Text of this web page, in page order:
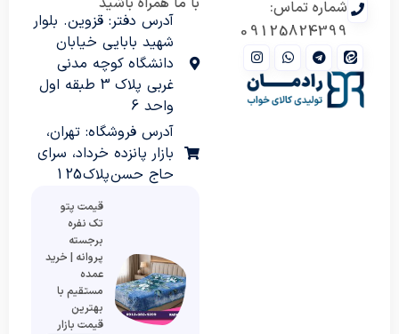
شماره تماس:
09125824399
آدرس دفتر: قزوین. بلوار
شهید بابایی خیابان
دانشگاه کوچه مدنی
غربی پلاک 3 طبقه اول
واحد 6
آدرس فروشگاه: تهران،
بازار پانزده خرداد، سرای
حاج حسن پلاک 125
قیمت پتو
تک نفره
برجسته
پروانه | خرید
عمده
مستقیم با
بهترین
قیمت بازار